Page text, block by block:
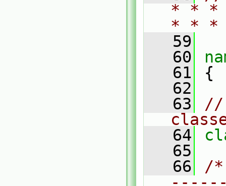
* * *
* *
   59
   60
   61
{
   62
   63
//
   64
   65
   66
/